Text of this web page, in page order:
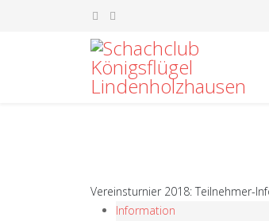
Vereinsturnier 2018: Teilnehmer-
Information